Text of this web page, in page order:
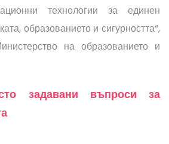
технологии за единен
образованието и сигурността“,
на образованието и
задавани въпроси за